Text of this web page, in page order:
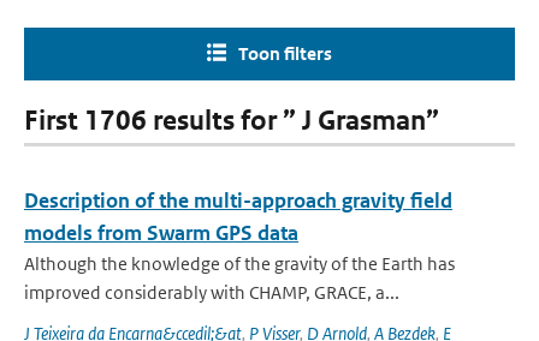
Toon filters
First 1706 results for ” J Grasman”
Description of the multi-approach gravity field
models from Swarm GPS data
Although the knowledge of the gravity of the Earth has
improved considerably with CHAMP, GRACE, a...
J Teixeira da Encarna&ccedil;&at, P Visser, D Arnold, A Bezdek, E